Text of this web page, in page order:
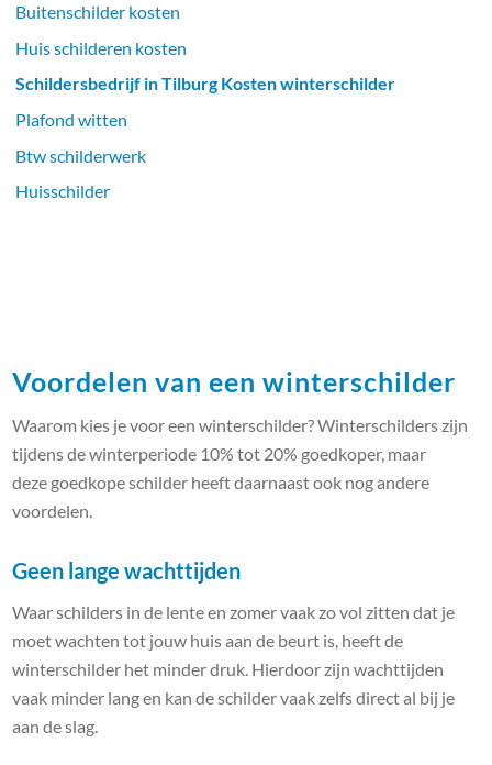
Buitenschilder kosten
Huis schilderen kosten
Schildersbedrijf in Tilburg Kosten winterschilder
Plafond witten
Btw schilderwerk
Huisschilder
Voordelen van een winterschilder
Waarom kies je voor een winterschilder? Winterschilders zijn
tijdens de winterperiode 10% tot 20% goedkoper, maar
deze goedkope schilder heeft daarnaast ook nog andere
voordelen.
Geen lange wachttijden
Waar schilders in de lente en zomer vaak zo vol zitten dat je
moet wachten tot jouw huis aan de beurt is, heeft de
winterschilder het minder druk. Hierdoor zijn wachttijden
vaak minder lang en kan de schilder vaak zelfs direct al bij je
aan de slag.